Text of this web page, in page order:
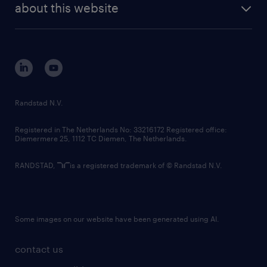
randstad digital
corporate governance
randstad innovation fund
country websites
about this website
contact us
Randstad N.V.
Registered in The Netherlands No: 33216172 Registered office:
Diemermere 25, 1112 TC Diemen, The Netherlands.
RANDSTAD, is a registered trademark of © Randstad N.V.
Some images on our website have been generated using AI.